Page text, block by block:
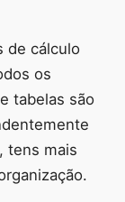
de cálculo
os
tabelas são
tens mais